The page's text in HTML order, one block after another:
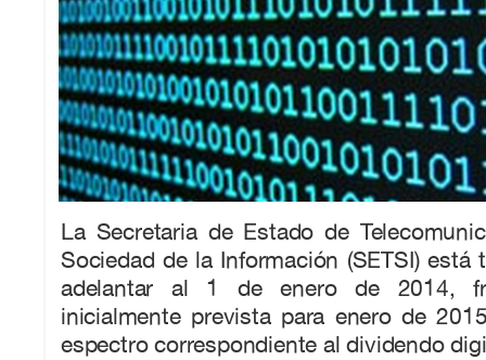
La Secretaria de Estado de
Sociedad de la Información (SETSI) está
adelantar al 1 de enero de 2014,
inicialmente prevista para enero de
espectro correspondiente al dividendo